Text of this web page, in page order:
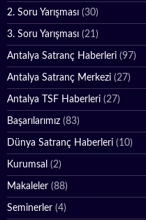
2. Soru Yarışması (30)
3. Soru Yarışması (21)
Antalya Satranç Haberleri (97)
Antalya Satranç Merkezi (27)
Antalya TSF Haberleri (27)
Başarılarımız (83)
Dünya Satranç Haberleri (10)
Kurumsal (2)
Makaleler (88)
Seminerler (4)